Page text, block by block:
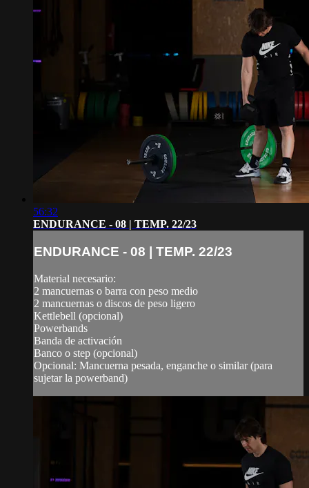
56:32
ENDURANCE - 08 | TEMP. 22/23
ENDURANCE - 08 | TEMP. 22/23
Material necesario:
2 mancuernas o barra con peso medio
2 mancuernas o discos de peso ligero
Kettlebell (opcional)
Powerbands
Banda de activación
Banco o step (opcional)
Opcional: Mancuerna pesada, enganche o similar (para
sujetar la powerband)